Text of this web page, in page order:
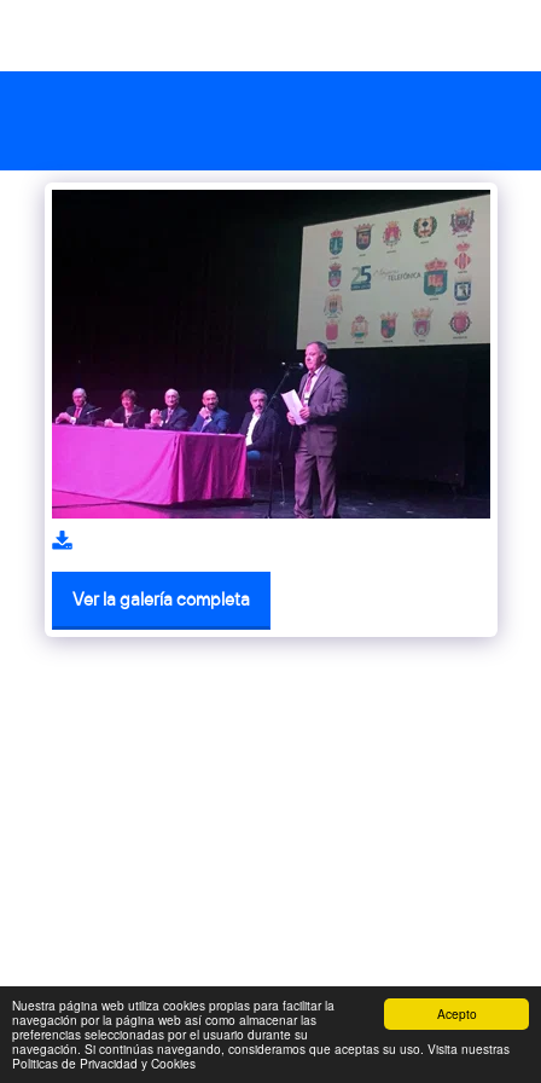
Acepto
Nuestra página web utiliza cookies propias para facilitar la
navegación por la página web así como almacenar las
preferencias seleccionadas por el usuario durante su
navegación. Si continúas navegando, consideramos que aceptas su uso. Visita nuestras
Politicas de Privacidad y Cookies
Ver la galería completa